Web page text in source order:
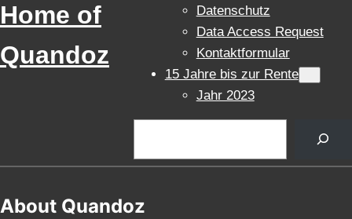
Home of
Quandoz
Datenschutz
Data Access Request
Kontaktformular
15 Jahre bis zur Rente
Jahr 2023
About Quandoz